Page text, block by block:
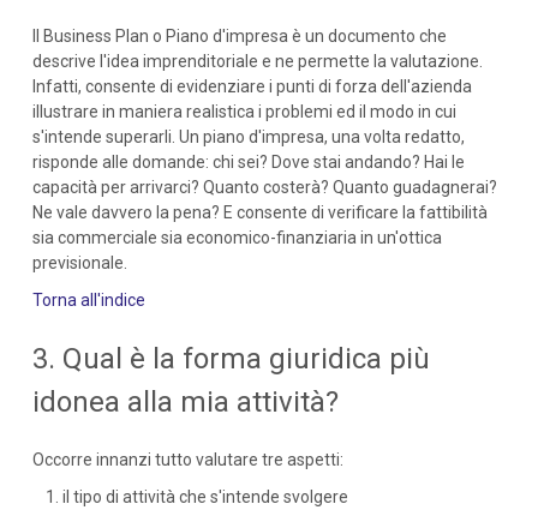
Il Business Plan o Piano d'impresa è un documento che
descrive l'idea imprenditoriale e ne permette la valutazione.
Infatti, consente di evidenziare i punti di forza dell'azienda
illustrare in maniera realistica i problemi ed il modo in cui
s'intende superarli. Un piano d'impresa, una volta redatto,
risponde alle domande: chi sei? Dove stai andando? Hai le
capacità per arrivarci? Quanto costerà? Quanto guadagnerai?
Ne vale davvero la pena? E consente di verificare la fattibilità
sia commerciale sia economico-finanziaria in un'ottica
previsionale.
Torna all'indice
3. Qual è la forma giuridica più
idonea alla mia attività?
Occorre innanzi tutto valutare tre aspetti:
il tipo di attività che s'intende svolgere